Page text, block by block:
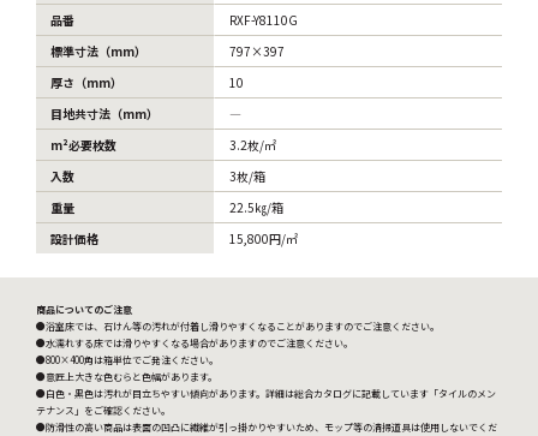
品番
標準寸法（mm）
厚さ（mm）
目地共寸法（mm）
m²必要枚数
入数
重量
設計価格
RXF-Y8110G
797×397
10
―
3.2枚/㎡
3枚/箱
22.5㎏/箱
15,800円/㎡
商品についてのご注意
●浴室床では、石けん等の汚れが付着し滑りやすくなることがありますのでご注意ください。
●水濡れする床では滑りやすくなる場合がありますのでご注意ください。
●800×400角は箱単位でご発注ください。
●意匠上大きな色むらと色幅があります。
●白色・黒色は汚れが目立ちやすい傾向があります。詳細は総合カタログに記載しています「タイルのメン
テナンス」をご確認ください。
●防滑性の高い商品は表面の凹凸に繊維が引っ掛かりやすいため、モップ等の清掃道具は使用しないでくだ